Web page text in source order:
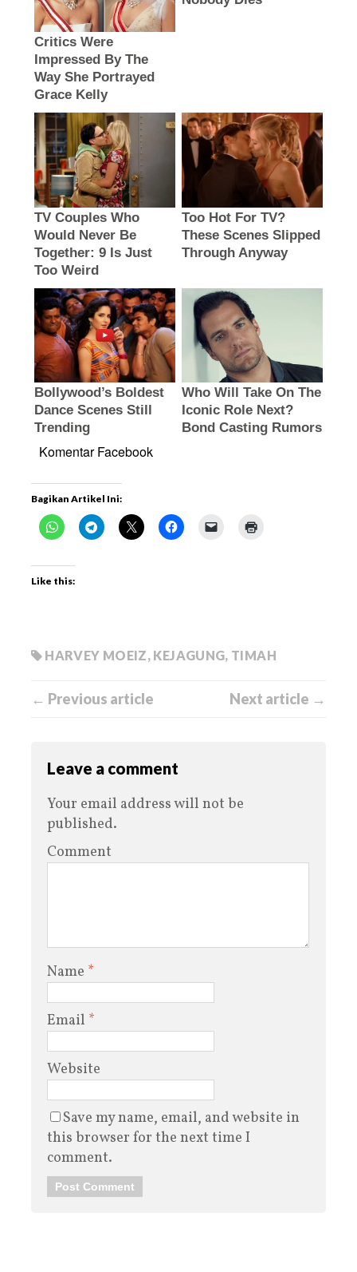
Komentar Facebook
Bagikan Artikel Ini:
Like this:
HARVEY MOEIZ, KEJAGUNG, TIMAH
← Previous article Next article →
Leave a comment
Your email address will not be
published.
Comment
Name *
Email *
Website
Save my name, email, and website in
this browser for the next time I
comment.